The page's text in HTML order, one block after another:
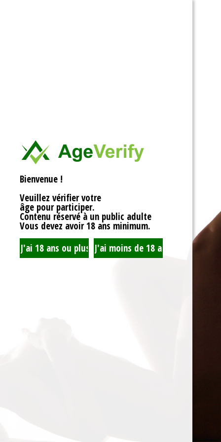
Bienvenue !
Veuillez vérifier votre
âge pour participer.
Contenu réservé à un public adulte
Vous devez avoir 18 ans minimum.